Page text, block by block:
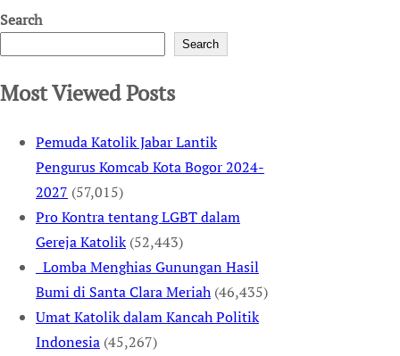
Search
Search
Most Viewed Posts
Pemuda Katolik Jabar Lantik
Pengurus Komcab Kota Bogor 2024-
2027 (57,015)
Pro Kontra tentang LGBT dalam
Gereja Katolik (52,443)
Lomba Menghias Gunungan Hasil
Bumi di Santa Clara Meriah (46,435)
Umat Katolik dalam Kancah Politik
Indonesia (45,267)